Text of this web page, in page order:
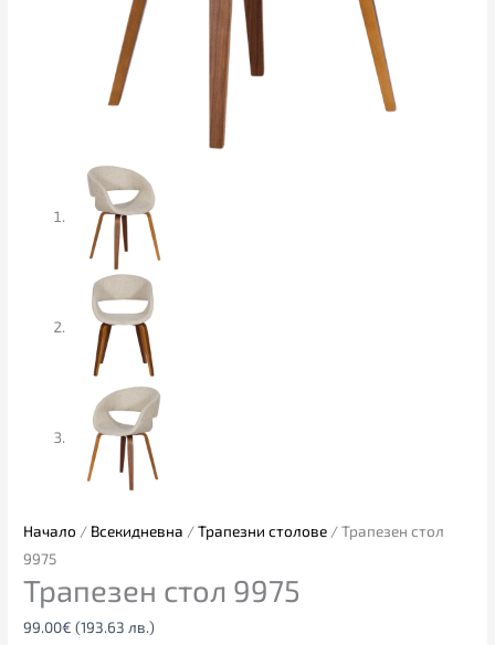
Начало / Всекидневна /Трапезни столове / Трапезен стол
9975
Трапезен стол 9975
99.00€ (193.63 лв.)